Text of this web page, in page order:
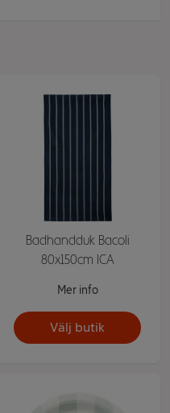
Badhandduk Bacoli
80x150cm ICA
Mer info
Välj butik